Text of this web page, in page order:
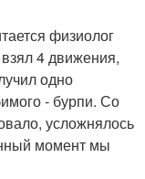
физиолог
4 движения,
одно
- бурпи. Со
усложнялось
момент мы